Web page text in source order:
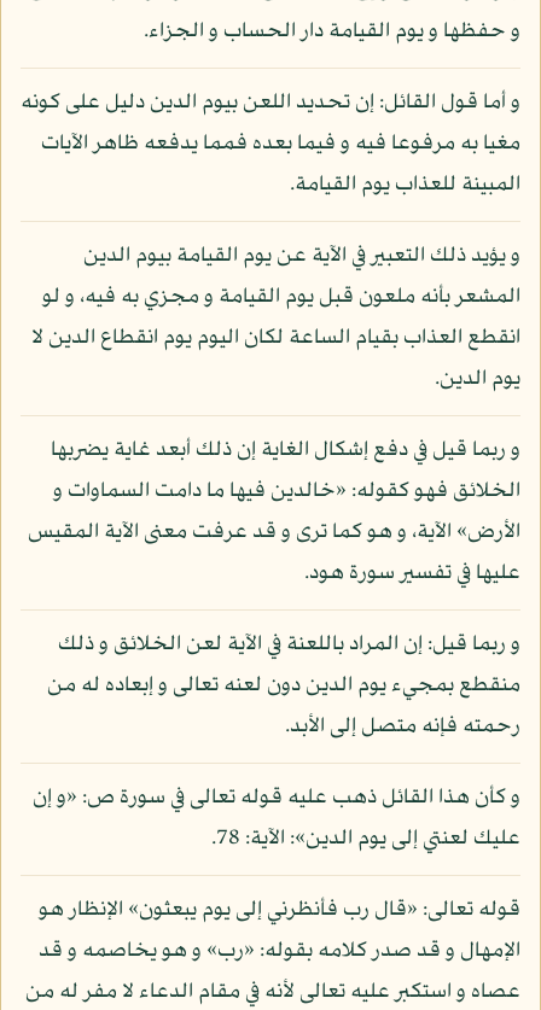
و حفظها و يوم القيامة دار الحساب و الجزاء.
و أما قول القائل: إن تحديد اللعن بيوم الدين دليل على كونه
مغيا به مرفوعا فيه و فيما بعده فمما يدفعه ظاهر الآيات
المبينة للعذاب يوم القيامة.
و يؤيد ذلك التعبير في الآية عن يوم القيامة بيوم الدين
المشعر بأنه ملعون قبل يوم القيامة و مجزي به فيه، و لو
انقطع العذاب بقيام الساعة لكان اليوم يوم انقطاع الدين لا
يوم الدين.
و ربما قيل في دفع إشكال الغاية إن ذلك أبعد غاية يضربها
الخلائق فهو كقوله: «خالدين فيها ما دامت السماوات و
الأرض» الآية، و هو كما ترى و قد عرفت معنى الآية المقيس
عليها في تفسير سورة هود.
و ربما قيل: إن المراد باللعنة في الآية لعن الخلائق و ذلك
منقطع بمجيء يوم الدين دون لعنه تعالى و إبعاده له من
رحمته فإنه متصل إلى الأبد.
و كأن هذا القائل ذهب عليه قوله تعالى في سورة ص: «و إن
عليك لعنتي إلى يوم الدين»: الآية: 78.
قوله تعالى: «قال رب فأنظرني إلى يوم يبعثون» الإنظار هو
الإمهال و قد صدر كلامه بقوله: «رب» و هو يخاصمه و قد
عصاه و استكبر عليه تعالى لأنه في مقام الدعاء لا مفر له من